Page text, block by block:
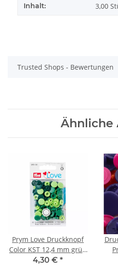
Inhalt: 3,00
Trusted Shops - Bewertungen
Ähnliche
Prym Love Druckknopf
Color KST 12,4 mm grün
393001
4,30 € *